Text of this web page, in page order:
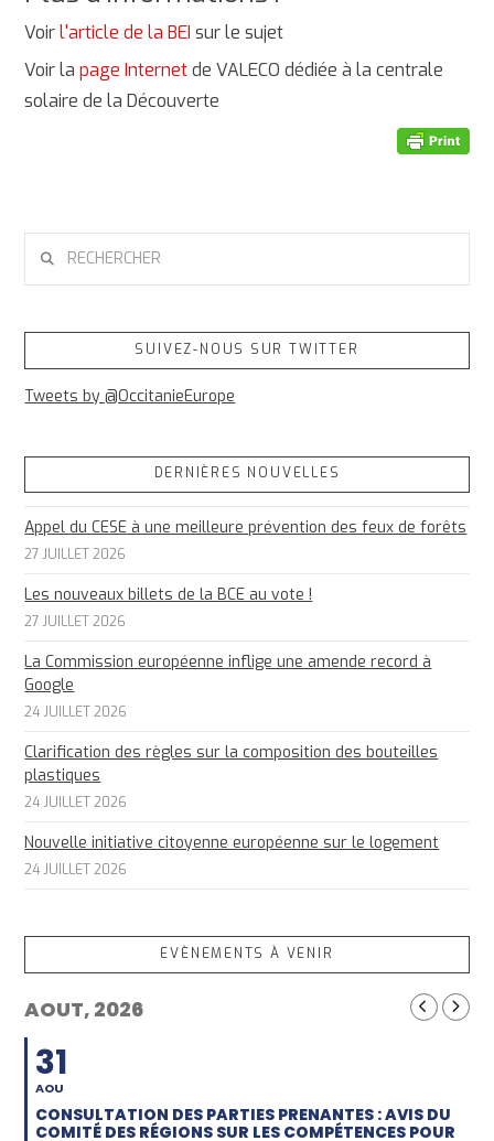
Voirl'article de la BEI sur le sujet
Voir lapage Internetde VALECO dédiée à la centrale
solaire de la Découverte
SUIVEZ-NOUS SUR TWITTER
Tweets by @OccitanieEurope
DERNIÈRES NOUVELLES
Appel du CESE à une meilleure prévention des feux de forêts
27 JUILLET 2026
Les nouveaux billets de la BCE au vote !
27 JUILLET 2026
La Commission européenne inflige une amende record à
Google
24 JUILLET 2026
Clarification des règles sur la composition des bouteilles
plastiques
24 JUILLET 2026
Nouvelle initiative citoyenne européenne sur le logement
24 JUILLET 2026
EVÈNEMENTS À VENIR
AOUT, 2026
31
AOU
CONSULTATION DES PARTIES PRENANTES : AVIS DU
COMITÉ DES RÉGIONS SUR LES COMPÉTENCES POUR